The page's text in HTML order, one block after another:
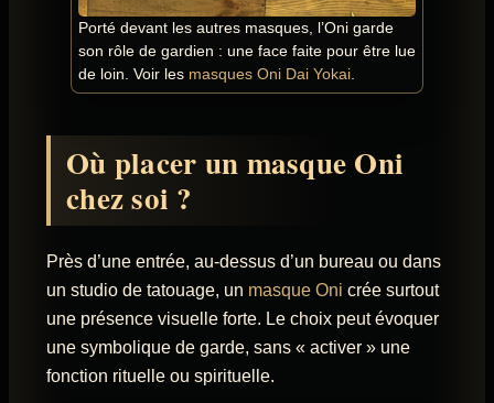
Porté devant les autres masques, l’Oni garde
son rôle de gardien : une face faite pour être lue
de loin. Voir les masques Oni Dai Yokai.
Où placer un masque Oni
chez soi ?
Près d’une entrée, au-dessus d’un bureau ou dans
un studio de tatouage, un masque Oni crée surtout
une présence visuelle forte. Le choix peut évoquer
une symbolique de garde, sans « activer » une
fonction rituelle ou spirituelle.